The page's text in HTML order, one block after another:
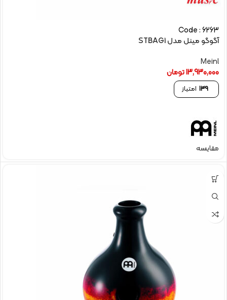
Code : 6263
آگوگو مینل مدل STBAG1
Meinl
13,930,000تومان
139 امتیاز
مقایسه